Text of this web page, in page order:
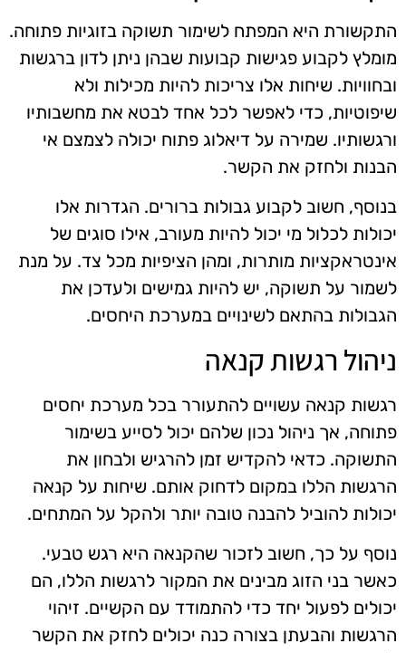
התקשורת היא המפתח לשימור תשוקה בזוגיות פתוחה.
מומלץ לקבוע פגישות קבועות שבהן ניתן לדון ברגשות
ובחוויות. שיחות אלו צריכות להיות מכילות ולא
שיפוטיות, כדי לאפשר לכל אחד לבטא את מחשבותיו
ורגשותיו. שמירה על דיאלוג פתוח יכולה לצמצם אי
הבנות ולחזק את הקשר.
בנוסף, חשוב לקבוע גבולות ברורים. הגדרות אלו
יכולות לכלול מי יכול להיות מעורב, אילו סוגים של
אינטראקציות מותרות, ומהן הציפיות מכל צד. על מנת
לשמור על תשוקה, יש להיות גמישים ולעדכן את
הגבולות בהתאם לשינויים במערכת היחסים.
ניהול רגשות קנאה
רגשות קנאה עשויים להתעורר בכל מערכת יחסים
פתוחה, אך ניהול נכון שלהם יכול לסייע בשימור
התשוקה. כדאי להקדיש זמן להרגיש ולבחון את
הרגשות הללו במקום לדחוק אותם. שיחות על קנאה
יכולות להוביל להבנה טובה יותר ולהקל על המתחים.
נוסף על כך, חשוב לזכור שהקנאה היא רגש טבעי.
כאשר בני הזוג מבינים את המקור לרגשות הללו, הם
יכולים לפעול יחד כדי להתמודד עם הקשיים. זיהוי
הרגשות והבעתן בצורה כנה יכולים לחזק את הקשר